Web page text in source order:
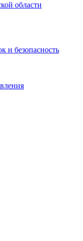
области
и безопасность